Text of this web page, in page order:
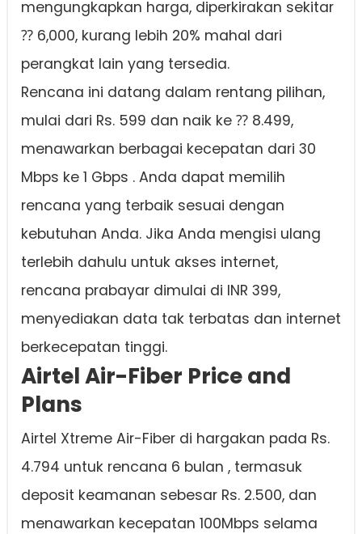
mengungkapkan harga, diperkirakan sekitar
⁇ 6,000, kurang lebih 20% mahal dari
perangkat lain yang tersedia.
Rencana ini datang dalam rentang pilihan,
mulai dari Rs. 599 dan naik ke ⁇ 8.499,
menawarkan berbagai kecepatan dari 30
Mbps ke 1 Gbps . Anda dapat memilih
rencana yang terbaik sesuai dengan
kebutuhan Anda. Jika Anda mengisi ulang
terlebih dahulu untuk akses internet,
rencana prabayar dimulai di INR 399,
menyediakan data tak terbatas dan internet
berkecepatan tinggi.
Airtel Air-Fiber Price and
Plans
Airtel Xtreme Air-Fiber di hargakan pada Rs.
4.794 untuk rencana 6 bulan , termasuk
deposit keamanan sebesar Rs. 2.500, dan
menawarkan kecepatan 100Mbps selama